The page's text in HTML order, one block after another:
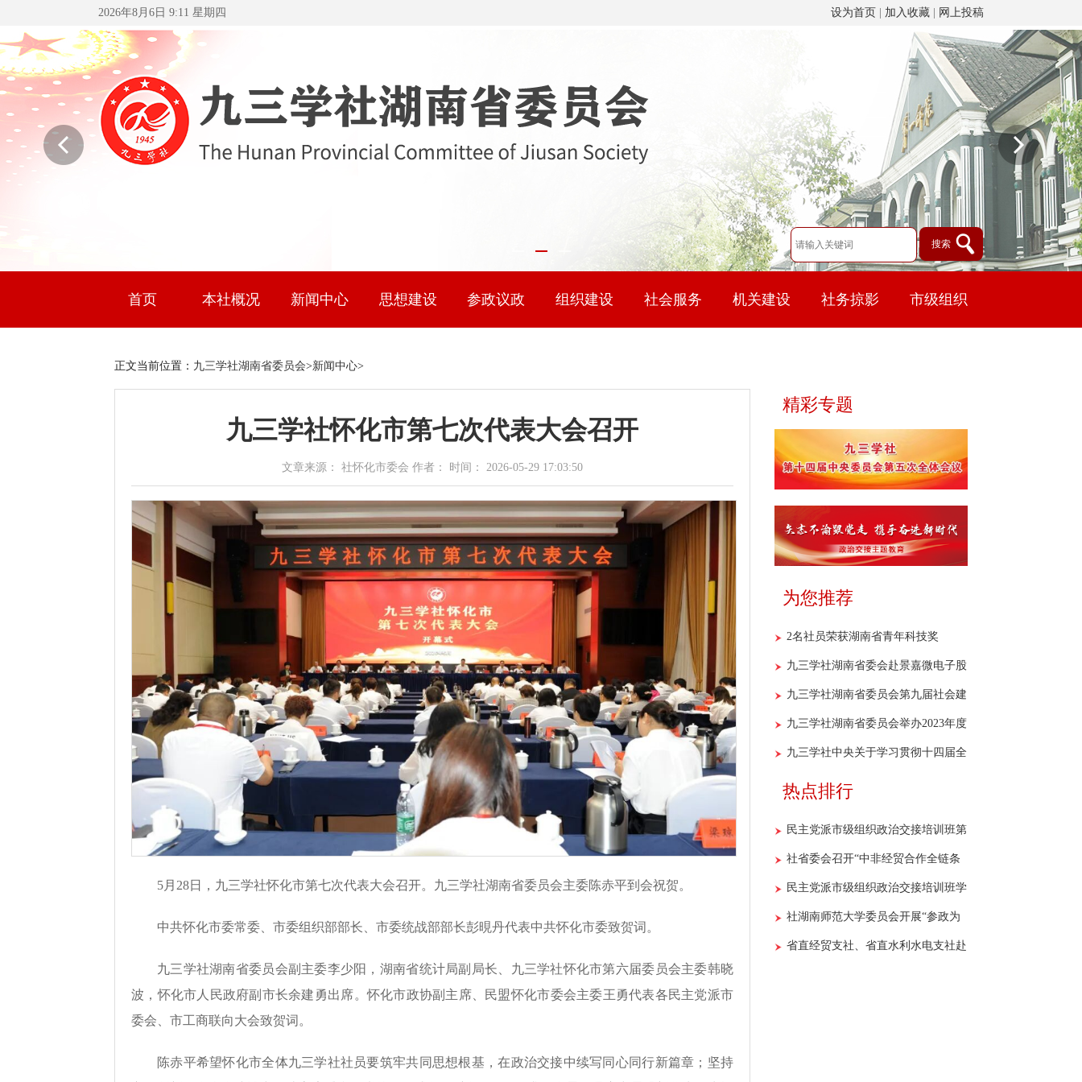
2026年8月6日 9:11 星期四 设为首页 加入收藏 网上投稿
首页 本社概况 新闻中心 思想建设 参政议政 组织建设 社会服务 机关建设 社务掠影 市级组织
当前位置： 九三学社湖南省委员会>新闻中心>
正文
九三学社怀化市第七次代表大会召开
文章来源： 社怀化市委会 作者： 时间： 2026-05-29 17:03:50
5月28日，九三学社怀化市第七次代表大会召开。九三学社湖南省委员会主委陈赤平到会祝贺。
中共怀化市委常委、市委组织部部长、市委统战部部长彭晛丹代表中共怀化市委致贺词。
九三学社湖南省委员会副主委李少阳，湖南省统计局副局长、九三学社怀化市第六届委员会主委韩晓
波，怀化市人民政府副市长余建勇出席。怀化市政协副主席、民盟怀化市委会主委王勇代表各民主党派市
委会、市工商联向大会致贺词。
陈赤平希望怀化市全体九三学社社员要筑牢共同思想根基，在政治交接中续写同心同行新篇章；坚持
精彩专题
为您推荐
2名社员荣获湖南省青年科技奖
九三学社湖南省委会赴景嘉微电子股
份有限公司开展重点课题调研
九三学社湖南省委员会第九届社会建
设专门委员会第一次全体会议暨重点
调研课题开题报告会召开
九三学社湖南省委员会举办2023年度
参政议政骨干社员培训班
九三学社中央关于学习贯彻十四届全
国人大一次会议和全国政协十四届一
热点排行
民主党派市级组织政治交接培训班第
二期学员开展“社史+红色”主题教育
现场教学活动
社省委会召开“中非经贸合作全链条
法律风险预警与防控机制研究”课题
调研座谈会
民主党派市级组织政治交接培训班学
员到社省委会机关开展现场教学
社湖南师范大学委员会开展“参政为
公献良策 九区合作办实事”主题活动
省直经贸支社、省直水利水电支社赴